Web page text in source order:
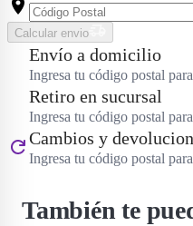
Calcular envio
Envío a domicilio
Ingresa tu código postal
Retiro en sucursal
Ingresa tu código postal
Cambios y
Ingresa tu código postal
También te